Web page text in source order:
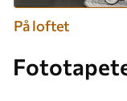
På loftet